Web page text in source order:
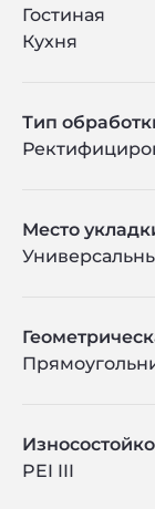
Гостиная
Кухня
Тип
Место
PEI III